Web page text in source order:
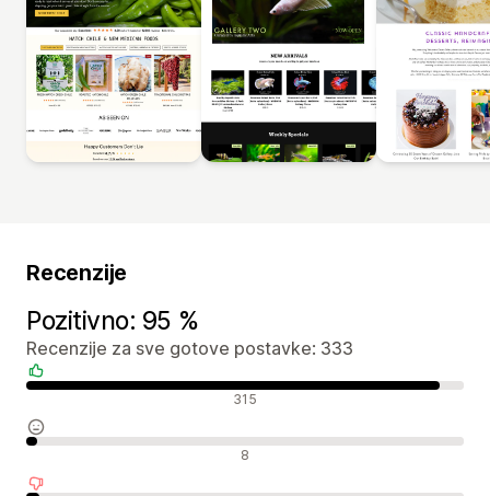
Recenzije
Pozitivno: 95 %
Recenzije za sve gotove postavke: 333
Pozitivne recenzije 315
Neutralne recenzije 8